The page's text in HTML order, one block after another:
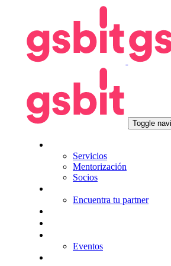
primary
navigation
Toggle
Servicios
Mentorización
Socios
Encuentra tu partner
Eventos